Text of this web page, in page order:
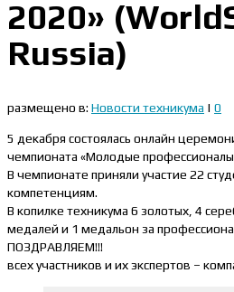
2020»
Russia)
размещено в: Новости техникума | 0
5 декабря состоялась онлайн
чемпионата «Молодые
В чемпионате приняли участие 22
компетенциям.
В копилке техникума 6 золотых, 4
медалей и 1 медальон за
ПОЗДРАВЛЯЕМ!!!
всех участников и их экспертов –